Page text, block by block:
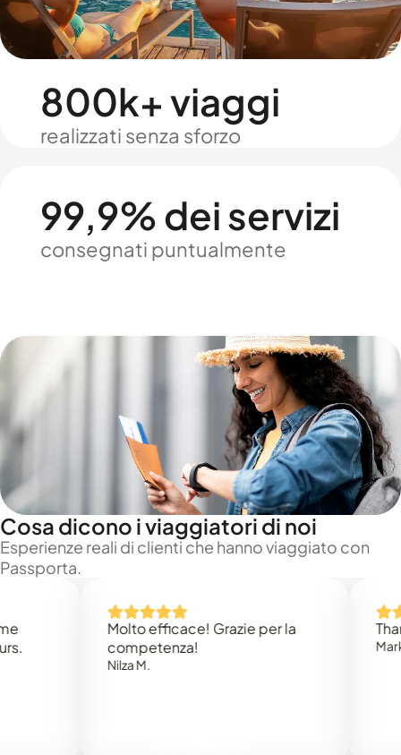
800k+ viaggi
realizzati senza sforzo
99,9% dei servizi
consegnati puntualmente
Cosa dicono i viaggiatori di noi
Esperienze reali di clienti che hanno viaggiato con
Passporta.
Molto efficace! Grazie per la
competenza!
Thank
Mark N.